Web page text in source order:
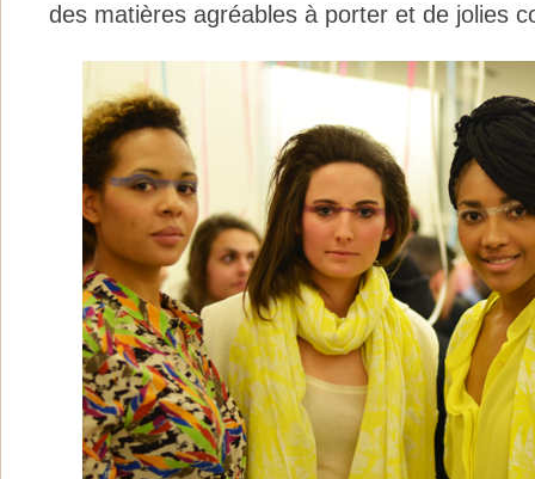
des matières agréables à porter et de jolies